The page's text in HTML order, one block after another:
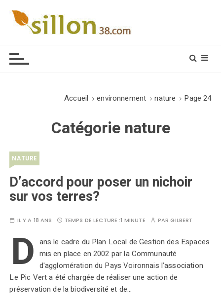
Accueil environnement nature Page 24
Catégorie nature
NATURE
D’accord pour poser un nichoir
sur vos terres?
IL Y A 18 ANS TEMPS DE LECTURE :1 MINUTE PARGILBERT
D ans le cadre du Plan Local de Gestion des Espaces
mis en place en 2002 par la Communauté
d'agglomération du Pays Voironnais l’association
Le Pic Vert a été chargée de réaliser une action de
préservation de la biodiversité et de…